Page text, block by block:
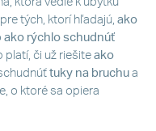
tých, ktorí hľadajú, ako
ako rýchlo schudnúť
platí, či už riešiteako
tuky na bruchu a
o ktoré sa opiera